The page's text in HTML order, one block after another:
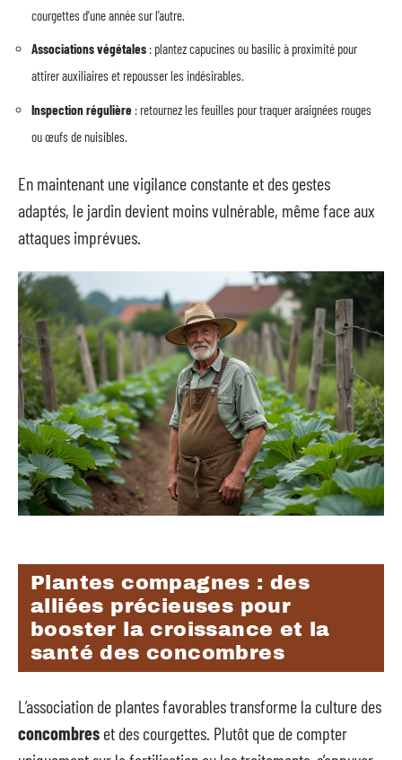
courgettes d’une année sur l’autre.
Associations végétales : plantez capucines ou basilic à proximité pour
attirer auxiliaires et repousser les indésirables.
Inspection régulière : retournez les feuilles pour traquer araignées rouges
ou œufs de nuisibles.
En maintenant une vigilance constante et des gestes
adaptés, le jardin devient moins vulnérable, même face aux
attaques imprévues.
Plantes compagnes : des
alliées précieuses pour
booster la croissance et la
santé des concombres
L’association de plantes favorables transforme la culture des
concombres et des courgettes. Plutôt que de compter